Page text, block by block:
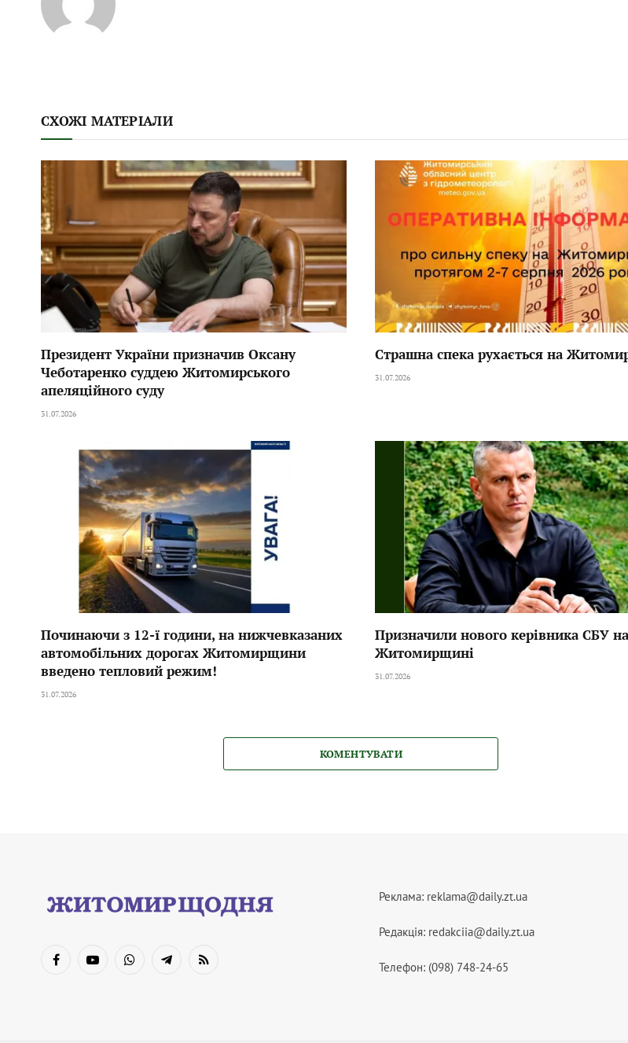
СХОЖІ МАТЕРІАЛИ
Президент України призначив Оксану
Чеботаренко суддею Житомирського
апеляційного суду
31.07.2026
Страшна спека рухається на
31.07.2026
Починаючи з 12-ї години, на нижчевказаних
автомобільних дорогах Житомирщини
введено тепловий режим!
31.07.2026
Призначили нового керівника СБУ
Житомирщині
31.07.2026
КОМЕНТУВАТИ
FacebookYouTubeWhatsAppTelegramRSS
Реклама: reklama@daily.zt.ua
Редакція: redakciia@daily.zt.ua
Телефон: (098) 748-24-65